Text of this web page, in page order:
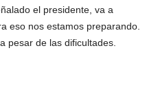
el presidente, va a
eso nos estamos preparando.
pesar de las dificultades.